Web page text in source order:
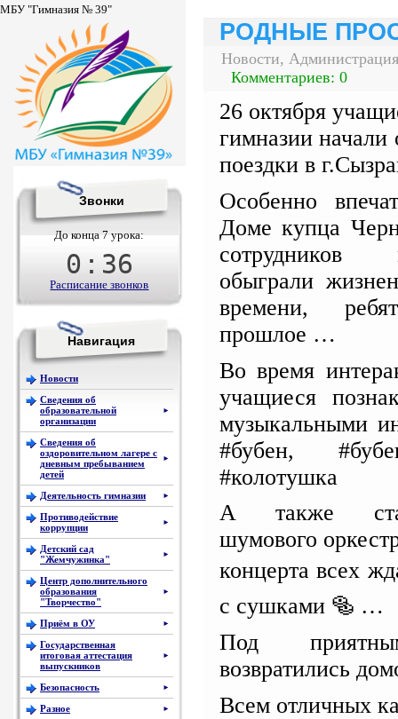
МБУ "Гимназия № 39"
РОДНЫЕ
Новости,
Комментариев: 0
26 октября
гимназии
поездки в
Особенно
Доме купца
сотрудников
обыграли
времени,
прошлое …
Во время
учащиеся
музыкальными
#бубен,
#колотушка
А также
шумового
концерта всех
с сушками 🥯 …
Под
возвратились
Всем отличных
Звонки
До конца 7 урока:
0 : 36
Расписание звонков
Навигация
Новости
Сведения об
образовательной
организации
►
Сведения об
оздоровительном лагере с
дневным пребыванием
детей
►
Деятельность гимназии ►
Противодействие
коррупции
►
Детский сад
"Жемчужинка"
►
Центр дополнительного
образования
"Творчество"
►
Приём в ОУ ►
Государственная
итоговая аттестация
выпускников
►
Безопасность ►
Разное ►